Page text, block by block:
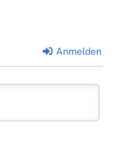
Anmelden